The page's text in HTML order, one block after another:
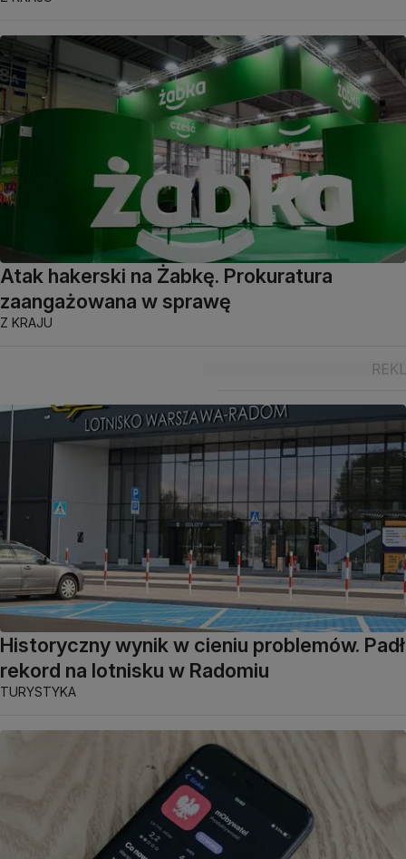
Atak hakerski na Żabkę. Prokuratura
zaangażowana w sprawę
Z KRAJU
Historyczny wynik w cieniu problemów. Padł
rekord na lotnisku w Radomiu
TURYSTYKA